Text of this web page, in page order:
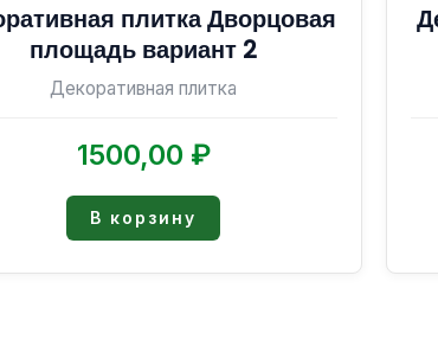
плитка Дворцовая
площадь вариант 2
Декоративная плитка
1500,00 ₽
В корзину